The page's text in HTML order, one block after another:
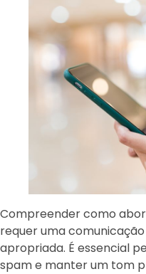
Compreender como
requer uma
apropriada. É essencial
spam e manter um tom